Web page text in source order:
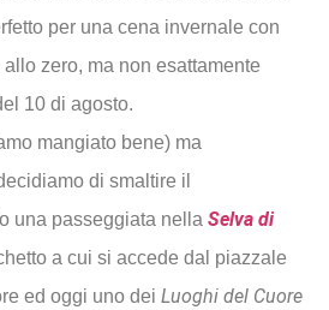
per una cena invernale con
zero, ma non esattamente
10 di agosto.
mangiato bene) ma
di smaltire il
una passeggiata nella Selva di
a cui si accede dal piazzale
ed oggi uno dei Luoghi del Cuore